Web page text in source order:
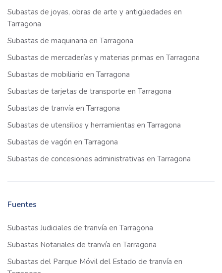
Subastas de joyas, obras de arte y antigüedades en
Tarragona
Subastas de maquinaria en Tarragona
Subastas de mercaderías y materias primas en Tarragona
Subastas de mobiliario en Tarragona
Subastas de tarjetas de transporte en Tarragona
Subastas de tranvía en Tarragona
Subastas de utensilios y herramientas en Tarragona
Subastas de vagón en Tarragona
Subastas de concesiones administrativas en Tarragona
Fuentes
Subastas Judiciales de tranvía en Tarragona
Subastas Notariales de tranvía en Tarragona
Subastas del Parque Móvil del Estado de tranvía en